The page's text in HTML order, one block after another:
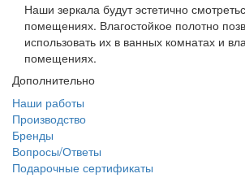
Наши зеркала будут эстетично
помещениях. Влагостойкое полотно
использовать их в ванных комнатах и
помещениях.
Дополнительно
Наши работы
Производство
Бренды
Вопросы/Ответы
Подарочные сертификаты